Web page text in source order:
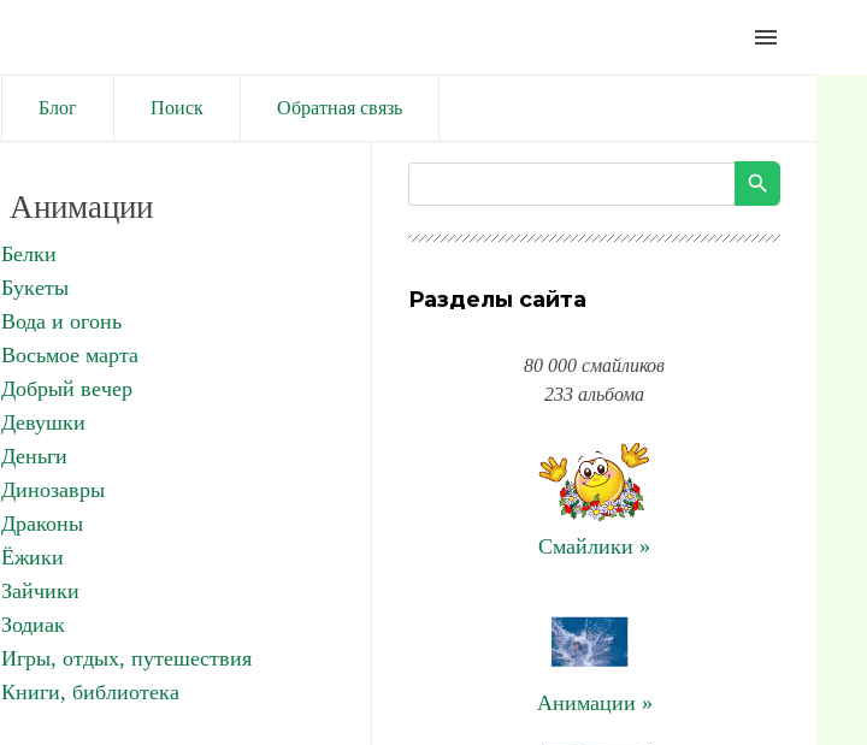
menu
Блог Поиск Обратная связь
Анимации
Белки
Букеты
Вода и огонь
Восьмое марта
Добрый вечер
Девушки
Деньги
Динозавры
Драконы
Ёжики
Зайчики
Зодиак
Игры, отдых, путешествия
Книги, библиотека
Разделы сайта
80 000 смайликов
233 альбома
Смайлики »
Анимации »